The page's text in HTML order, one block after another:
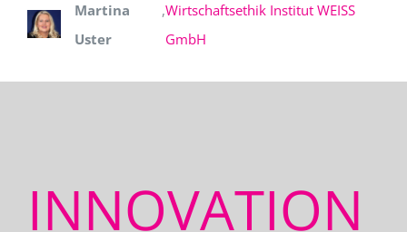
Martina
Uster
,Wirtschaftsethik Institut WEISS
GmbH
INNOVATION